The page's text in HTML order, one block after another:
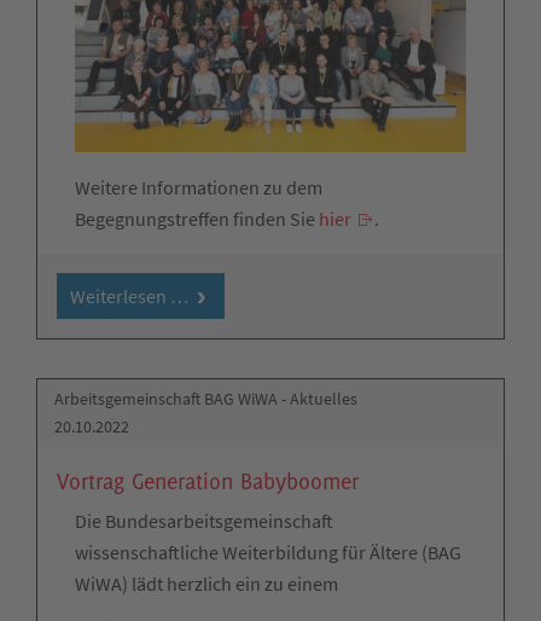
Weitere Informationen zu dem
Begegnungstreffen finden Sie hier .
Weiterlesen …
Arbeitsgemeinschaft BAG WiWA - Aktuelles
20.10.2022
Vortrag Generation Babyboomer
Die Bundesarbeitsgemeinschaft
wissenschaftliche Weiterbildung für Ältere (BAG
WiWA) lädt herzlich ein zu einem